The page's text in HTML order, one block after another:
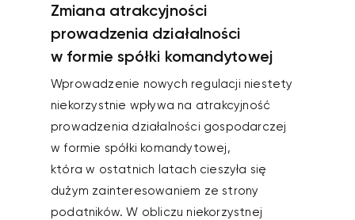
Zmiana atrakcyjności
prowadzenia działalności
w formie spółki komandytowej
Wprowadzenie nowych regulacji niestety
niekorzystnie wpływa na atrakcyjność
prowadzenia działalności gospodarczej
w formie spółki komandytowej,
która w ostatnich latach cieszyła się
dużym zainteresowaniem ze strony
podatników. W obliczu niekorzystnej